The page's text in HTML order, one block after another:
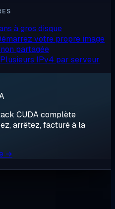
à gros disque
votre propre image
partagée
Plusieurs IPv4 par serveur
CUDA complète
arrêtez, facturé à la
→